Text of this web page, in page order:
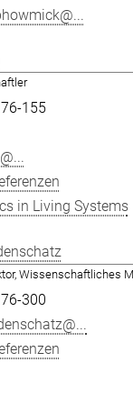
155
in Living Systems
Wissenschaftliches
300